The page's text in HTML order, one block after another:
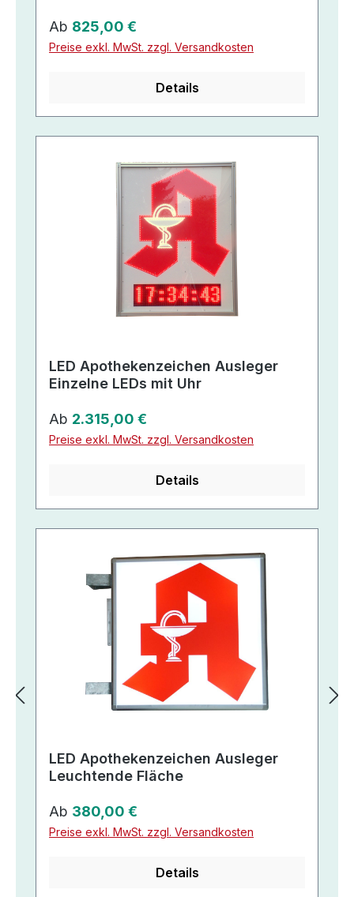
Regulärer Preis:
Ab 825,00 €
Preise exkl. MwSt. zzgl. Versandkosten
Details
LED Apothekenzeichen Ausleger
Einzelne LEDs mit Uhr
Regulärer Preis:
Ab 2.315,00 €
Preise exkl. MwSt. zzgl. Versandkosten
Details
LED Apothekenzeichen Ausleger
Leuchtende Fläche
Regulärer Preis:
Ab 380,00 €
Preise exkl. MwSt. zzgl. Versandkosten
Details